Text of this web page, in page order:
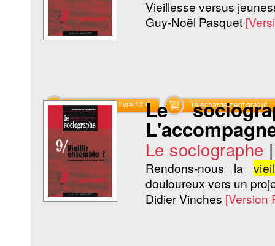
Vieillesse versus
Guy-Noël Pasquet
Commander le livre 12 € Téléchargement gratuit
Le
Le sociographe
Rendons-nous la
douloureux vers un
Didier Vinches [Version